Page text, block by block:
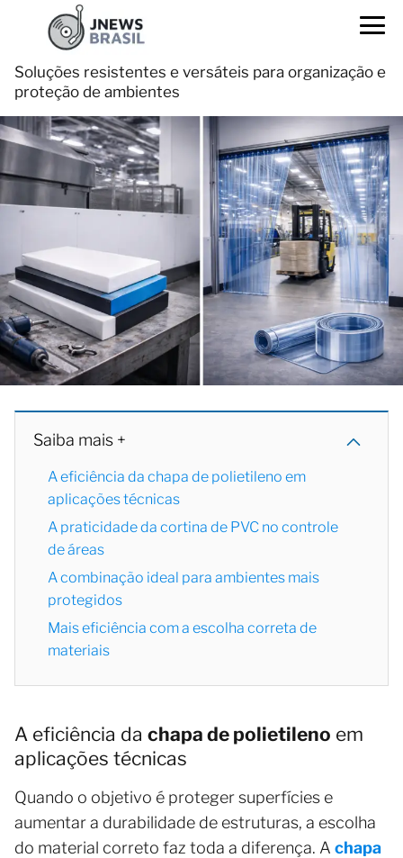
Soluções resistentes e versáteis para organização e
proteção de ambientes
Saiba mais +
A eficiência da chapa de polietileno em
aplicações técnicas
A praticidade da cortina de PVC no controle
de áreas
A combinação ideal para ambientes mais
protegidos
Mais eficiência com a escolha correta de
materiais
A eficiência da chapa de polietileno em
aplicações técnicas
Quando o objetivo é proteger superfícies e
aumentar a durabilidade de estruturas, a escolha
do material correto faz toda a diferença. A chapa